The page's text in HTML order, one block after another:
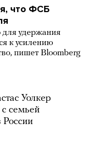
что ФСБ
для удержания
к усилению
пишет Bloomberg
Уолкер
с семьей
России